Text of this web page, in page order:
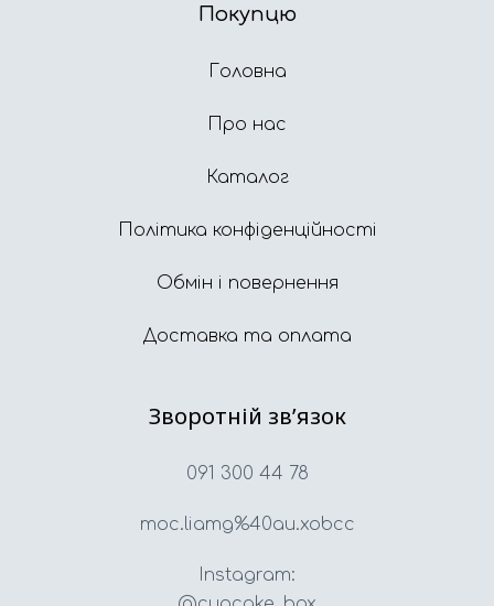
Покупцю
Головна
Про нас
Каталог
Політика конфіденційності
Обмін і повернення
Доставка та оплата
Зворотній звʼязок
091 300 44 78
moc.liamg%40au.xobcc
Instagram: